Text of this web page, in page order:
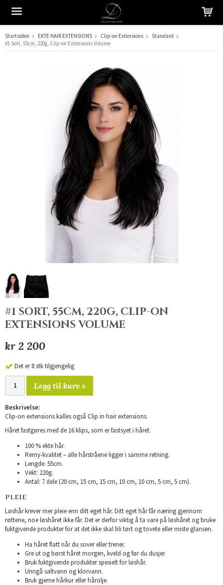
Produktet har blitt lagt til i handlekurven din
Startsiden EKTE HAIR EXTENSIONS Clip-on Extensions
Standard
#1 Sort, 55cm, 220g, Clip-on Extensions Volume
#1 SORT, 55CM, 220G, CLIP-ON
EXTENSIONS VOLUME
kr 2 200
Det er 8 stk tilgjengelig
Legg til kurv »
Beskrivelse:
Clip-on extensions kalles også Clip in hair extensions.
Håret fastgøres med de 16 klips, som er fastsyet i håret.
100 % ekte hår.
Remy-kvalitet – alle hårstråene ligger i samme retning.
Lengde: 55cm.
Vekt: 220g.
Antal: 7 dele (20 cm, 15 cm, 15 cm, 10 cm, 10 cm, 5 cm, 5 cm).
PLEIE
Løshår krever mer pleie enn ditt eget hår. Ditt eget hår får næring gjennom
røttene, noe løshåret ikke får. Det er derfor viktig å ta vare på løshåret og bruke
fuktgivende produkter for at det ikke skal bli tørt og tovete eller miste glansen.
Ha håret flatt når du sover eller trener.
Gre ut og børst håret morgen, kveld og før du dusjer.
Bruk fuktgivende produkter spesielt for løshår.
Unngå saltvann og klorvann.
Bruk gjerne hårkur eller hårolje.